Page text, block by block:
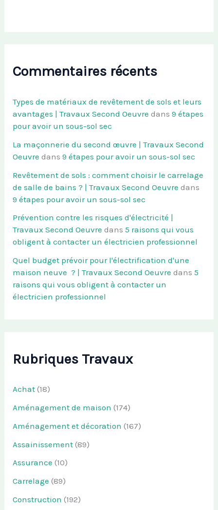
Commentaires récents
Types de matériaux de revêtement de sols et leurs
avantages | Travaux Second Oeuvre dans9 étapes
pour avoir un sous-sol sec
La maçonnerie du second œuvre | Travaux Second
Oeuvre dans9 étapes pour avoir un sous-sol sec
Revêtement de sols : comment choisir le carrelage
de salle de bains ? | Travaux Second Oeuvre dans
9 étapes pour avoir un sous-sol sec
Prévention contre les risques d'électricité |
Travaux Second Oeuvre dans5 raisons qui vous
obligent à contacter un électricien professionnel
Quel budget prévoir pour l'électrification d'une
maison neuve ? | Travaux Second Oeuvre dans5
raisons qui vous obligent à contacter un
électricien professionnel
Rubriques Travaux
Achat (18)
Aménagement de maison (174)
Aménagement et décoration (167)
Assainissement (89)
Assurance (10)
Carrelage (89)
Construction (192)